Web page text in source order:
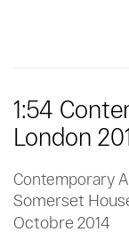
1:54
London
Contemporary
Somerset
Octobre 2014